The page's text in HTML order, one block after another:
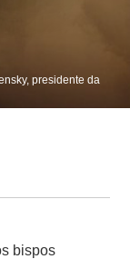
presidente da
bispos